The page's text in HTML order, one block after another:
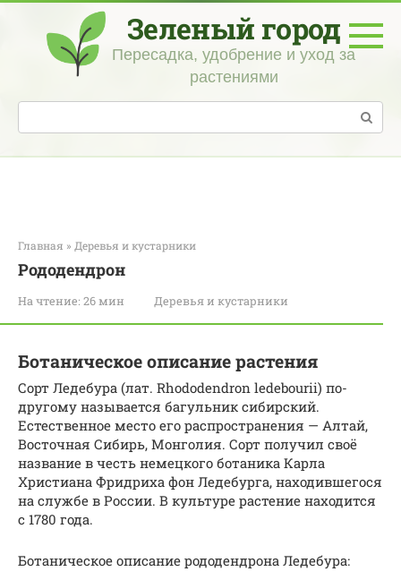
Перейти
контенту
Зеленый город
Пересадка, удобрение и уход за
растениями
Поиск:
Главная » Деревья и кустарники
Рододендрон
На чтение: 26 мин Деревья и кустарники
Ботаническое описание растения
Сорт Ледебура (лат. Rhododendron ledebourii) по-
другому называется багульник сибирский.
Естественное место его распространения — Алтай,
Восточная Сибирь, Монголия. Сорт получил своё
название в честь немецкого ботаника Карла
Христиана Фридриха фон Ледебурга, находившегося
на службе в России. В культуре растение находится
с 1780 года.
Ботаническое описание рододендрона Ледебура: